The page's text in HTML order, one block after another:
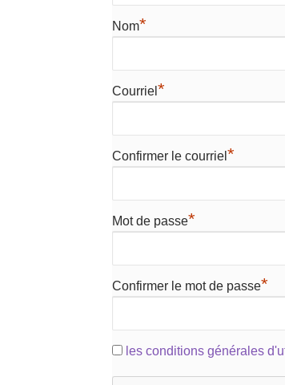
Nom*
Courriel*
Confirmer le courriel*
Mot de passe*
Confirmer le mot de passe*
les conditions générales